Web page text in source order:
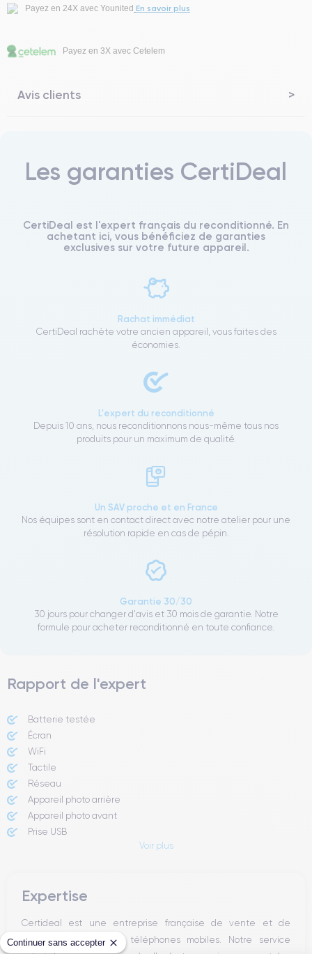
Continuer sans accepter
Payez en 24X avec Younited En savoir plus
Payez en 3X avec Cetelem
Avis clients
Les garanties CertiDeal
CertiDeal est l'expert français du reconditionné. En
achetant ici, vous bénéficiez de garanties
exclusives sur votre future appareil.
Rachat immédiat
CertiDeal rachète votre ancien appareil, vous faites des
économies.
L'expert du reconditionné
Depuis 10 ans, nous reconditionnons nous-même tous nos
produits pour un maximum de qualité.
Un SAV proche et en France
Nos équipes sont en contact direct avec notre atelier pour une
résolution rapide en cas de pépin.
Garantie 30/30
30 jours pour changer d'avis et 30 mois de garantie. Notre
formule pour acheter reconditionné en toute confiance.
Rapport de l'expert
Batterie testée
Écran
WiFi
Tactile
Réseau
Appareil photo arrière
Appareil photo avant
Prise USB
Voir plus
Expertise
Certideal est une entreprise française de vente et de
reconditionnement de téléphones mobiles. Notre service